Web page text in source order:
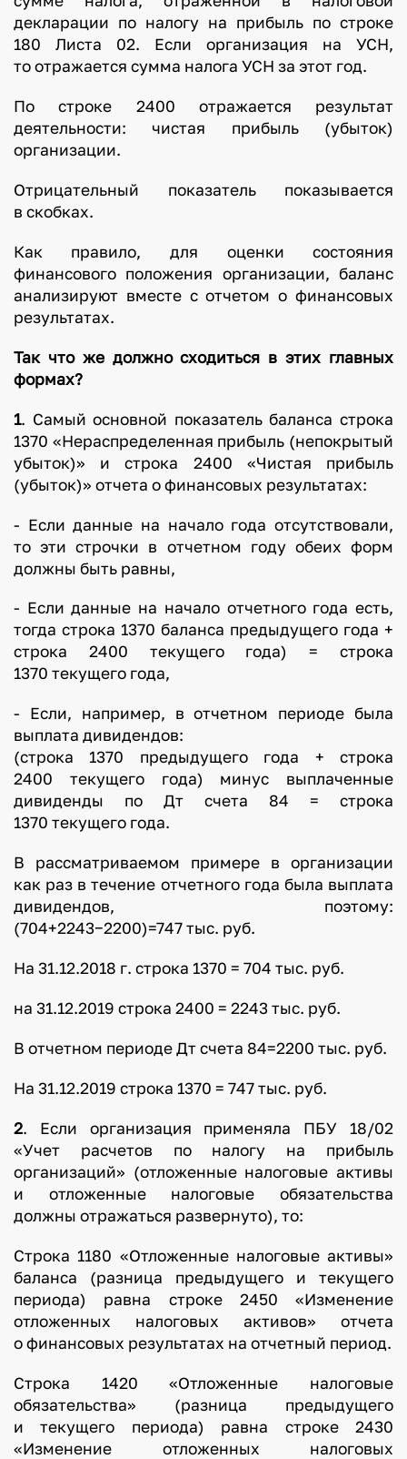
декларации по налогу на прибыль по строке
180 Листа 02. Если организация на УСН,
то отражается сумма налога УСН за этот год.
По строке 2400 отражается результат
деятельности: чистая прибыль (убыток)
организации.
Отрицательный показатель показывается
в скобках.
Как правило, для оценки состояния
финансового положения организации, баланс
анализируют вместе с отчетом о финансовых
результатах.
Так что же должно сходиться в этих главных
формах?
1. Самый основной показатель баланса строка
1370 «Нераспределенная прибыль (непокрытый
убыток)» и строка 2400 «Чистая прибыль
(убыток)» отчета о финансовых результатах:
- Если данные на начало года отсутствовали,
то эти строчки в отчетном году обеих форм
должны быть равны,
- Если данные на начало отчетного года есть,
тогда строка 1370 баланса предыдущего года +
строка 2400 текущего года) = строка
1370 текущего года,
- Если, например, в отчетном периоде была
выплата дивидендов:
(строка 1370 предыдущего года + строка
2400 текущего года) минус выплаченные
дивиденды по Дт счета 84 = строка
1370 текущего года.
В рассматриваемом примере в организации
как раз в течение отчетного года была выплата
дивидендов, поэтому:
(704+2243−2200)=747 тыс. руб.
На 31.12.2018 г. строка 1370 = 704 тыс. руб.
на 31.12.2019 строка 2400 = 2243 тыс. руб.
В отчетном периоде Дт счета 84=2200 тыс. руб.
На 31.12.2019 строка 1370 = 747 тыс. руб.
2. Если организация применяла ПБУ 18/02
«Учет расчетов по налогу на прибыль
организаций» (отложенные налоговые активы
и отложенные налоговые обязательства
должны отражаться развернуто), то:
Строка 1180 «Отложенные налоговые активы»
баланса (разница предыдущего и текущего
периода) равна строке 2450 «Изменение
отложенных налоговых активов» отчета
о финансовых результатах на отчетный период.
Строка 1420 «Отложенные налоговые
обязательства» (разница предыдущего
и текущего периода) равна строке 2430
«Изменение отложенных налоговых